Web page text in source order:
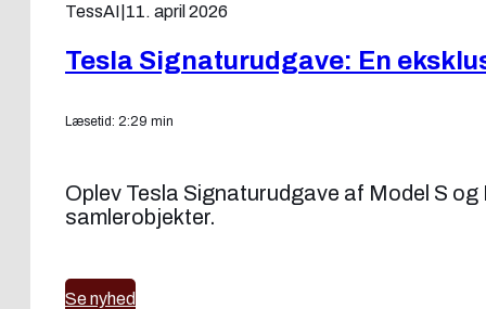
TessAI 11. april 2026
Tesla Signaturudgave: En
Læsetid: 2:29 min
Oplev Tesla Signaturudgave af Model S
samlerobjekter.
Se nyhed